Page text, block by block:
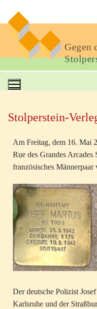
Gegen
Stolperstein-
Am Freitag, dem 16. Mai
Rue des Grandes
französisches Männerpaar
Der deutsche Polizist
Karlsruhe und der